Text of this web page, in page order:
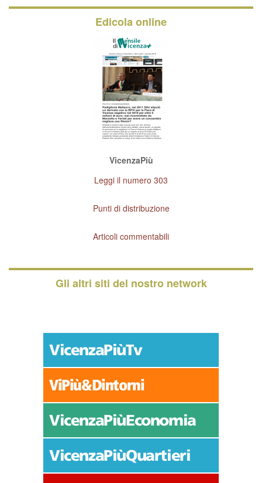
Edicola online
VicenzaPiù
Leggi il numero 303
Punti di distribuzione
Articoli commentabili
Gli altri siti del nostro network